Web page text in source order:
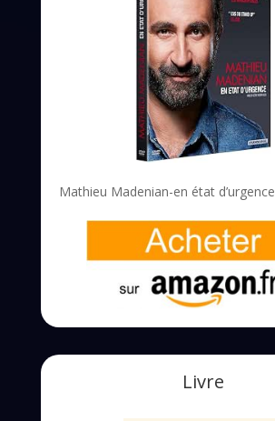
Mathieu Madenian-en état d’urgence
Livre